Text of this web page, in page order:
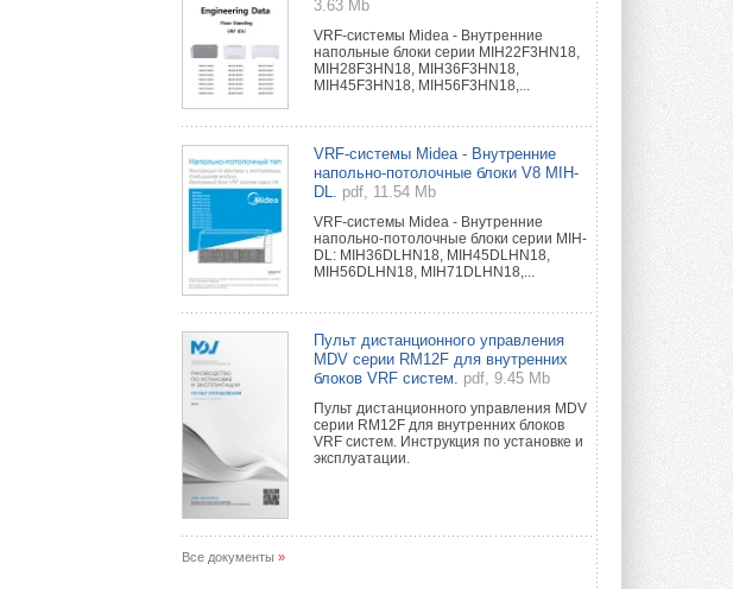
3.63 Mb
VRF-системы Midea - Внутренние
напольные блоки серии MIH22F3HN18,
MIH28F3HN18, MIH36F3HN18,
MIH45F3HN18, MIH56F3HN18,...
VRF-системы Midea - Внутренние
напольно-потолочные блоки V8 MIH-
DL.
pdf, 11.54 Mb
VRF-системы Midea - Внутренние
напольно-потолочные блоки серии MIH-
DL: MIH36DLHN18, MIH45DLHN18,
MIH56DLHN18, MIH71DLHN18,...
Пульт дистанционного управления
MDV серии RM12F для внутренних
блоков VRF систем.
pdf, 9.45 Mb
Пульт дистанционного управления MDV
серии RM12F для внутренних блоков
VRF систем. Инструкция по установке и
эксплуатации.
Все документы »